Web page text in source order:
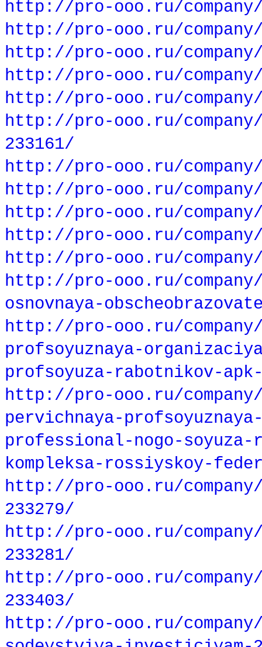
http://pro-ooo.ru/
http://pro-ooo.ru/company/
http://pro-ooo.ru/company/
http://pro-ooo.ru/company/
http://pro-ooo.ru/company/
http://pro-ooo.ru/company/
233161/
http://pro-ooo.ru/company/
http://pro-ooo.ru/company/
http://pro-ooo.ru/
http://pro-ooo.ru/
http://pro-ooo.ru/
http://pro-ooo.ru/company/
osnovnaya-
http://pro-ooo.ru/
profsoyuznaya-
profsoyuza-rabotnikov-
http://pro-ooo.ru/company/
pervichnaya-
professional-nogo-soyuza-
kompleksa-rossiyskoy-
http://pro-ooo.ru/
233279/
http://pro-ooo.ru/
233281/
http://pro-ooo.ru/
233403/
http://pro-ooo.ru/